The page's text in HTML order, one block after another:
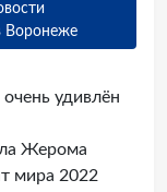
Воронеже
удивлён
Жерома
мира 2022